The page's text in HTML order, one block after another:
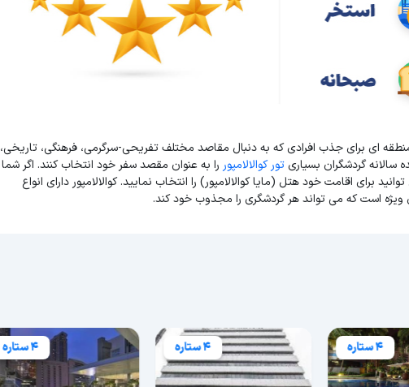
منطقه ای برای جذب افرادی که به دنبال مقاصد مختلف تفریحی-سرگرمی، فرهنگی، تاریخی،
گردشگران بسیاریتور کوالالامپور را به عنوان مقصد سفر خود انتخاب کنند. اگر شما
برای اقامت خود هتل (مایا کوالالامپور) را انتخاب نمایید. کوالالامپور دارای انواع
است که می تواند هر گردشگری را مجذوب خود کند.
4 ستاره 4 ستاره 4 ستاره